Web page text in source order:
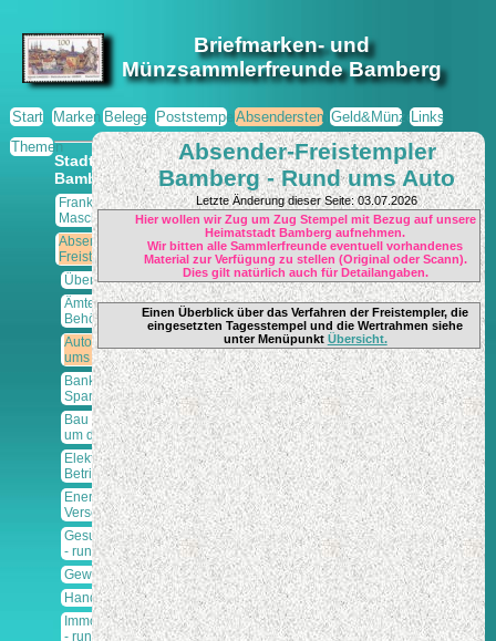
Briefmarken- und
Münzsammlerfreunde Bamberg
Start Marken Belege PoststempelAbsenderstempelGeld&MünzenLinks
Themen
Stadt
Bamberg
Frankier-
Maschinen
Absender-
Freistempler
Übersicht
Ämter und
Behörden
Auto - rund
ums
Banken u.
Sparkassen
Bau - rund
um den
Elektro-
Betriebe
Energie-
Versorger
Gesundheit
- rund um
Gewerkschaft.
Handelsfirmen
Immobilien
- rund um
Absender-Freistempler
Bamberg - Rund ums Auto
Letzte Änderung dieser Seite: 03.07.2026
Hier wollen wir Zug um Zug Stempel mit Bezug auf unsere
Heimatstadt Bamberg aufnehmen.
Wir bitten alle Sammlerfreunde eventuell vorhandenes
Material zur Verfügung zu stellen (Original oder Scann).
Dies gilt natürlich auch für Detailangaben.
Einen Überblick über das Verfahren der Freistempler, die
eingesetzten Tagesstempel und die Wertrahmen siehe
unter Menüpunkt Übersicht.